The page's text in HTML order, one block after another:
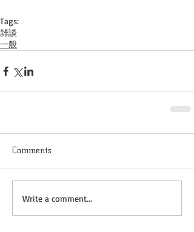
Tags:
雑談
一般
Comments
Write a comment...